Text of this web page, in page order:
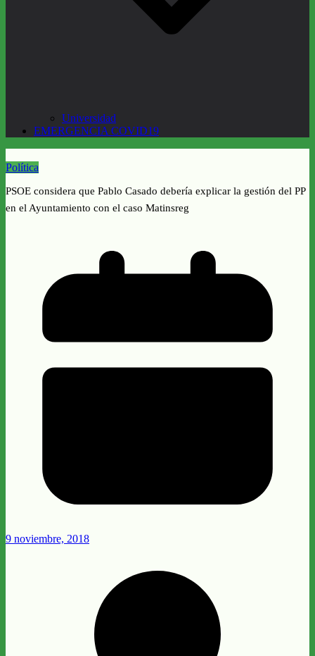
Universidad
EMERGENCIA COVID19
Política
PSOE considera que Pablo Casado debería explicar la gestión del PP
en el Ayuntamiento con el caso Matinsreg
9 noviembre, 2018